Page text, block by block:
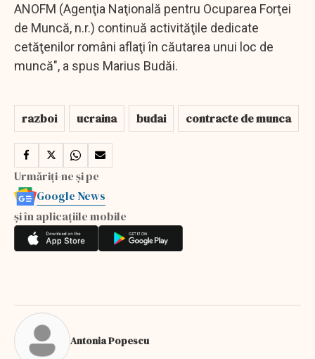
ANOFM (Agenţia Naţională pentru Ocuparea Forţei
de Muncă, n.r.) continuă activităţile dedicate
cetăţenilor români aflaţi în căutarea unui loc de
muncă", a spus Marius Budăi.
razboi ucraina budai contracte de munca
Urmăriți-ne și pe
Google News
și în aplicațiile mobile
Antonia Popescu